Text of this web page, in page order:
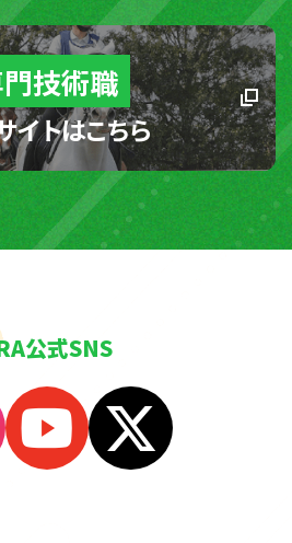
技術職
イトはこちら
公式SNS